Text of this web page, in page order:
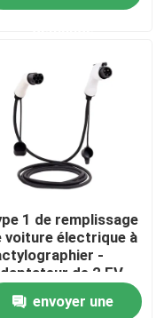
en courant
de 2 EV
1 de remplissage
voiture électrique à
-
de 2 EV
32A le mode 3
envoyer une